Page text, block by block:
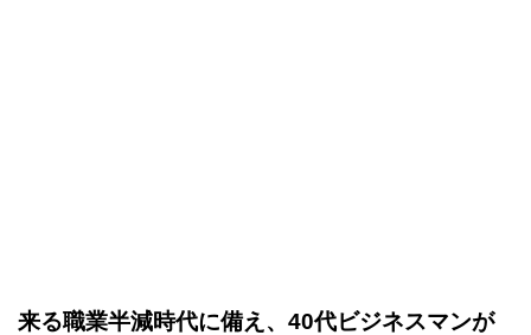
来る職業半減時代に備え、40代ビジネスマンが